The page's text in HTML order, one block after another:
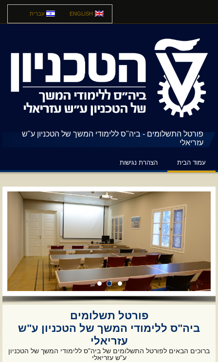
עברית ENGLISH
פורטל התשלומים - ביה"ס ללימודי המשך של הטכניון ע"ש
עזריאלי
עמוד הבית הצהרת נגישות
פורטל תשלומים
ביה"ס ללימודי המשך של הטכניון ע"ש
עזריאלי
ברוכים הבאים לפורטל התשלומים של ביה"ס ללימודי המשך של הטכניון
ע"ש עזריאלי